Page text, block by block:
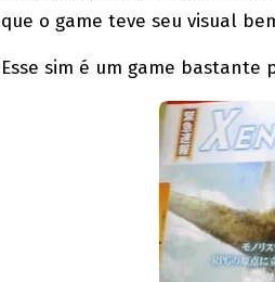
que o game teve seu visual
Esse sim é um game bastante